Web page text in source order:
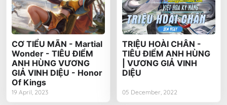
CƠ TIỂU MÃN - Martial
Wonder - TIÊU ĐIỂM
ANH HÙNG VƯƠNG
GIẢ VINH DIỆU - Honor
Of Kings
19 April, 2023
TRIỆU HOÀI CHÂN -
TIÊU ĐIỂM ANH HÙNG
| VƯƠNG GIẢ VINH
DIỆU
05 December, 2022